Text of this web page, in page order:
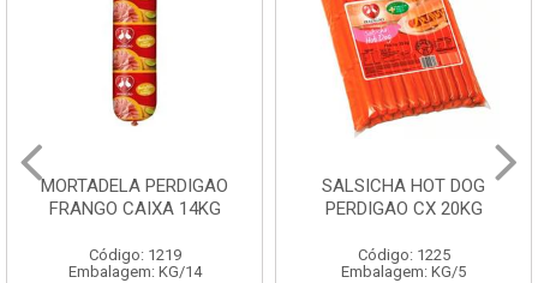
MORTADELA PERDIGAO
FRANGO CAIXA 14KG
Código: 1219
Embalagem: KG/14
SALSICHA HOT DOG
PERDIGAO CX 20KG
Código: 1225
Embalagem: KG/5